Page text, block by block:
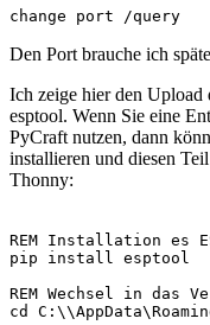
change port /query
Den Port brauche ich
Ich zeige hier den
esptool. Wenn Sie eine
PyCraft nutzen, dann
installieren und diesen
Thonny:
REM Installation es
pip install esptool
REM Wechsel in das
cd